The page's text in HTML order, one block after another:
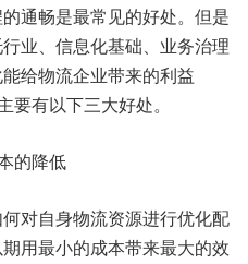
通畅是最常见的好处。但是
业、信息化基础、业务治理
给物流企业带来的利益
要有以下三大好处。
的降低
对自身物流资源进行优化配
用最小的成本带来最大的效